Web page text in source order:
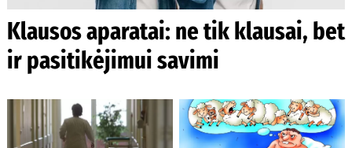
Klausos aparatai: ne tik klausai, bet
ir pasitikėjimui savimi